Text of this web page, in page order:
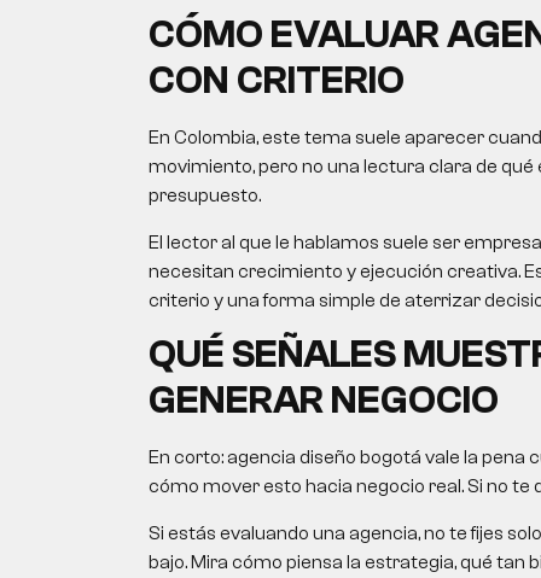
CÓMO EVALUAR
CON CRITERIO
En Colombia, este tema suele aparecer
movimiento, pero no una lectura clara de
presupuesto.
El lector al que le hablamos suele ser
necesitan crecimiento y ejecución creativa.
criterio y una forma simple de aterrizar
QUÉ SEÑALES
GENERAR NEGOCIO
En corto: agencia diseño bogotá vale la pena
cómo mover esto hacia negocio real. Si no te
Si estás evaluando una agencia, no te fijes
bajo. Mira cómo piensa la estrategia, qué